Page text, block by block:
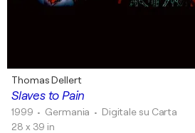
Slaves to Pain
Thomas Dellert
1999 • Germania • Digitale su Carta
28 x 39 in